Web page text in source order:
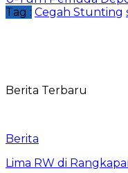
Tag : Cegah Stunting
Berita Terbaru
Berita
Lima RW di